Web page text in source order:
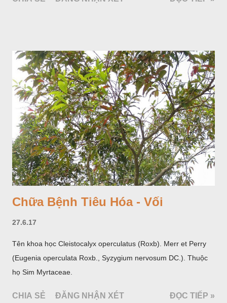
trồng để khai thác: Pháp, Nga, Đức, Nam Tư (cũ), sau lan
Tam Đảo (Vĩnh Phúc), đã thu được kết quả ban đầu (những
năm 1560- 70); thường trồng đến năm thứ hai, thứ ba mới hái
hoa; trồng một lần thu hoạch 10 - 20 năm.
Chữa Bệnh Tiêu Hóa - Vối
27.6.17
Tên khoa học Cleistocalyx operculatus (Roxb). Merr et Perry
(Eugenia operculata Roxb., Syzygium nervosum DC.). Thuộc
họ Sim Myrtaceae.
CHIA SẺ ĐĂNG NHẬN XÉT ĐỌC TIẾP »